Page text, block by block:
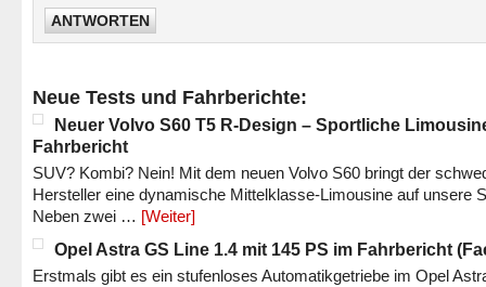
ANTWORTEN
Neue Tests und Fahrberichte:
Neuer Volvo S60 T5 R-Design – Sportliche
Fahrbericht
SUV? Kombi? Nein! Mit dem neuen Volvo S60 bringt der
Hersteller eine dynamische Mittelklasse-Limousine auf unsere
Neben zwei … [Weiter]
Opel Astra GS Line 1.4 mit 145 PS im Fahrbericht
Erstmals gibt es ein stufenloses Automatikgetriebe im Opel